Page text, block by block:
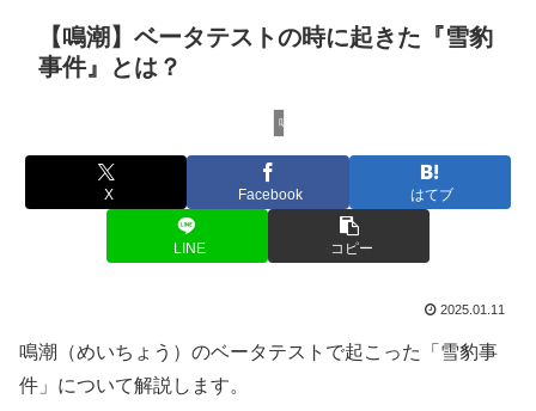
【鳴潮】ベータテストの時に起きた『雪豹
事件』とは？
鳴潮
X Facebook はてブ
LINE コピー
2025.01.11
鳴潮（めいちょう）のベータテストで起こった「雪豹事
件」について解説します。